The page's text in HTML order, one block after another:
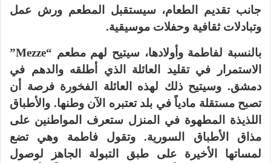
جانب تقديم الطعام، سيستقبل المطعم ورش عمل
وتبادلات ثقافية وحفلات موسيقية.
بالنسبة لفاطمة وأولادها، سيتيح لهم مطعم “Mezze”
الاستمرار في تقليد العائلة الذي أطلقه والدهم في
دمشق. وسيتيح ذلك لهذه العائلة الفخورة فرصة أن
تصبح مستقلة مادياً في بلد تعتبره الآن وطنها. والأطباق
اللذيذة المطهوة في المنزل ستعرف المواطنين على
مذاق الأطباق السورية. وتقول فاطمة وهي تضع
لمساتها الأخيرة على طبق التبولة الجاهز لوصول